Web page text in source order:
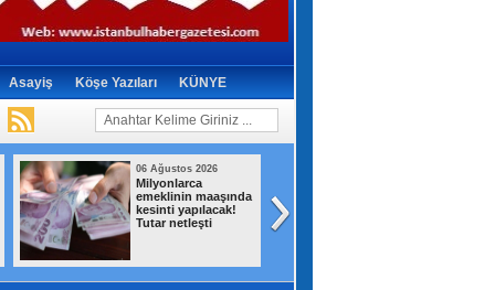
Asayiş Köşe Yazıları KÜNYE
06 Ağustos 2026
Beylikdüzü’nde
uyuşturucu
operasyonu: 62 kilo
eroin ve